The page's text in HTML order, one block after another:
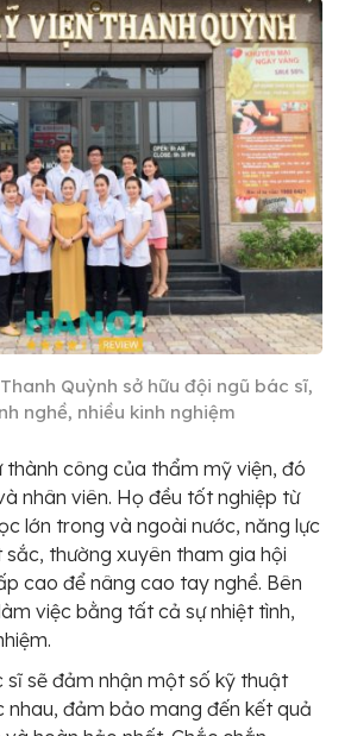
Quỳnh sở hữu đội ngũ bác sĩ,
nghề, nhiều kinh nghiệm
thành công của thẩm mỹ viện, đó
nhân viên. Họ đều tốt nghiệp từ
lớn trong và ngoài nước, năng lực
thường xuyên tham gia hội
cao để nâng cao tay nghề. Bên
việc bằng tất cả sự nhiệt tình,
sẽ đảm nhận một số kỹ thuật
nhau, đảm bảo mang đến kết quả